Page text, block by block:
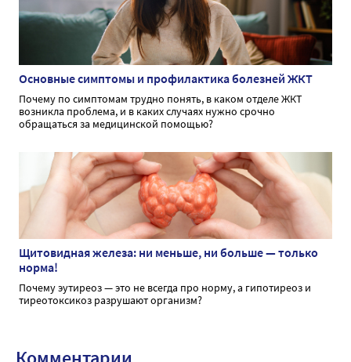
Основные симптомы и профилактика болезней ЖКТ
Почему по симптомам трудно понять, в каком отделе ЖКТ
возникла проблема, и в каких случаях нужно срочно
обращаться за медицинской помощью?
Щитовидная железа: ни меньше, ни больше — только
норма!
Почему эутиреоз — это не всегда про норму, а гипотиреоз и
тиреотоксикоз разрушают организм?